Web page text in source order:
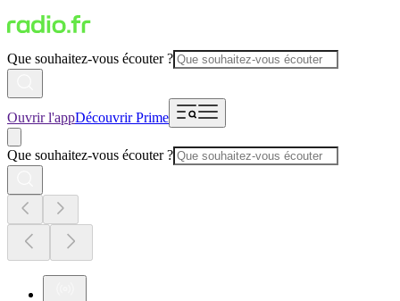
Que souhaitez-vous écouter ?
Ouvrir l'appDécouvrir Prime
Que souhaitez-vous écouter ?